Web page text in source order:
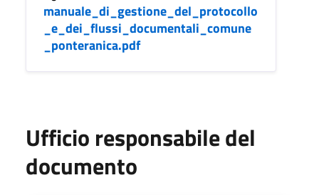
manuale_di_gestione_del_protocollo
_e_dei_flussi_documentali_comune
_ponteranica.pdf
Ufficio responsabile del
documento